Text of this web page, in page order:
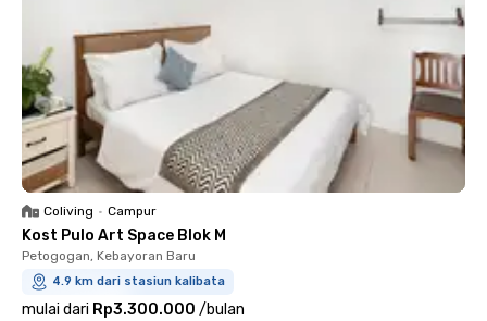
Coliving • Campur
Kost Pulo Art Space Blok M
Petogogan, Kebayoran Baru
4.9 km dari stasiun kalibata
mulai dari Rp3.300.000 /bulan